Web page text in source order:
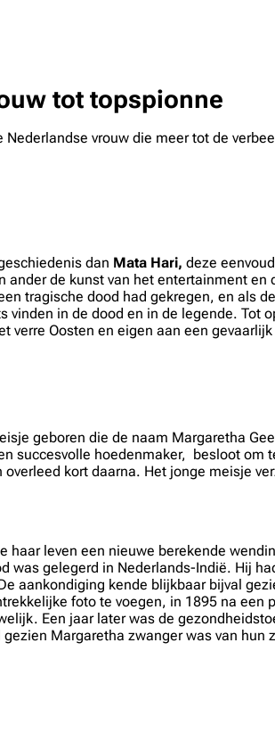
tot topspionne
vrouw die meer tot de
dan Mata Hari, deze
de kunst van het entertainment
tragische dood had gekregen, en als
in de dood en in de legende. Tot
verre Oosten en eigen aan een
geboren die de naam Margaretha
succesvolle hoedenmaker, besloot om
kort daarna. Het jonge meisje
leven een nieuwe berekende
gelegerd in Nederlands-Indië. Hij
aankondiging kende blijkbaar bijval
foto te voegen, in 1895 na een
Een jaar later was de
Margaretha zwanger was van